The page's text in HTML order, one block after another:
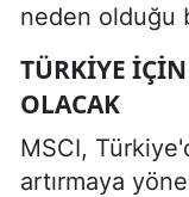
neden olduğu
TÜRKIYE
OLACAK
MSCI,
artırmaya